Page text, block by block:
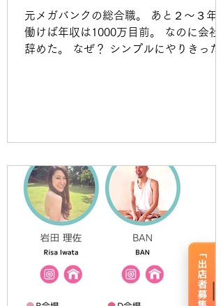
元メガバンクの総合職。 あと２〜３年も
働けば年収は1000万目前。 なのに会社
辞めた。 なぜ？ シンプルにやりきった
べられなかったらやめると決めて。 銀行
員時代できなかったこと（副業禁止だっ
たのでやりたくてもできないことも多か
った）全部やって、めちゃくちゃ楽しか
ったし、めちゃくちゃ葛藤もした。 そん
な中でとにかく必死で動き、発信をし、
イベントに出て 人と比較される苦しみで
やりたい仕事のはずなのにヨガを伝える
のが辛くなり すべてのヨガクラスを手放